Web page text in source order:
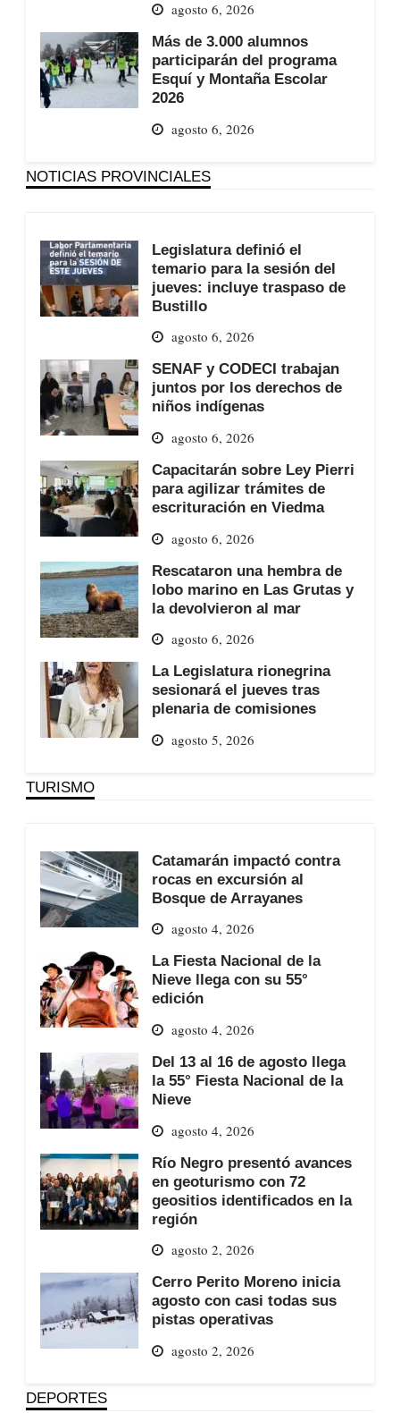
agosto 6, 2026
Más de 3.000 alumnos
participarán del programa
Esquí y Montaña Escolar
2026
agosto 6, 2026
NOTICIAS PROVINCIALES
Legislatura definió el
temario para la sesión del
jueves: incluye traspaso de
Bustillo
agosto 6, 2026
SENAF y CODECI trabajan
juntos por los derechos de
niños indígenas
agosto 6, 2026
Capacitarán sobre Ley Pierri
para agilizar trámites de
escrituración en Viedma
agosto 6, 2026
Rescataron una hembra de
lobo marino en Las Grutas y
la devolvieron al mar
agosto 6, 2026
La Legislatura rionegrina
sesionará el jueves tras
plenaria de comisiones
agosto 5, 2026
TURISMO
Catamarán impactó contra
rocas en excursión al
Bosque de Arrayanes
agosto 4, 2026
La Fiesta Nacional de la
Nieve llega con su 55°
edición
agosto 4, 2026
Del 13 al 16 de agosto llega
la 55° Fiesta Nacional de la
Nieve
agosto 4, 2026
Río Negro presentó avances
en geoturismo con 72
geositios identificados en la
región
agosto 2, 2026
Cerro Perito Moreno inicia
agosto con casi todas sus
pistas operativas
agosto 2, 2026
DEPORTES